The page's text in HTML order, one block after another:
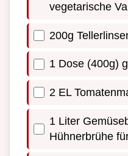
vegetarische
200g
1 Dose (400g)
2 EL
1 Liter
Hühnerbrühe